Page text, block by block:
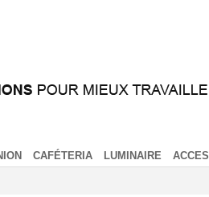
CAFÉTERIA LUMINAIRE